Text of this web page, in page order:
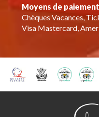
Moyens de
Chèques Vacances,
Visa Mastercard,